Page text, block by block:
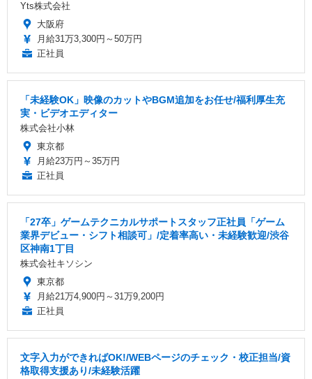
Yts株式会社
大阪府
月給31万3,300円～50万円
正社員
「未経験OK」映像のカットやBGM追加をお任せ/福利厚生充
実・ビデオエディター
株式会社小林
東京都
月給23万円～35万円
正社員
「27卒」ゲームテクニカルサポートスタッフ正社員「ゲーム
業界デビュー・シフト相談可」/定着率高い・未経験歓迎/渋谷
区神南1丁目
株式会社キソシン
東京都
月給21万4,900円～31万9,200円
正社員
文字入力ができればOK!/WEBページのチェック・校正担当/資
格取得支援あり/未経験活躍